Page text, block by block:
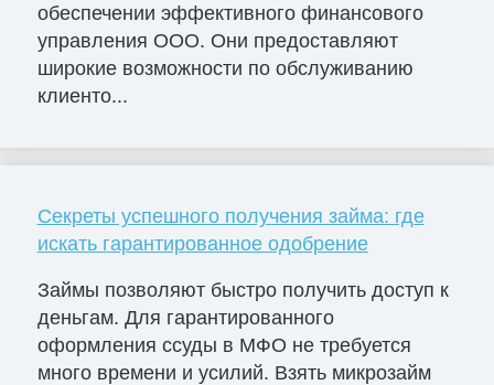
обеспечении эффективного финансового
управления ООО. Они предоставляют
широкие возможности по обслуживанию
клиенто...
Секреты успешного получения займа: где
искать гарантированное одобрение
Займы позволяют быстро получить доступ к
деньгам. Для гарантированного
оформления ссуды в МФО не требуется
много времени и усилий. Взять микрозайм